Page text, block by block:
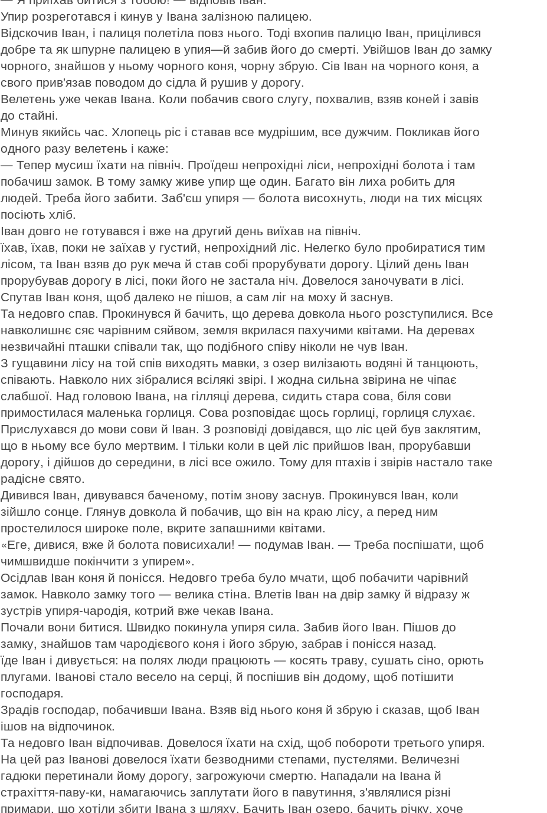
Упир розреготався і кинув у Івана залізною палицею.
Відскочив Іван, і палиця полетіла повз нього. Тоді вхопив палицю Іван, прицілився
добре та як шпурне палицею в упия—й забив його до смерті. Увійшов Іван до замку
чорного, знайшов у ньому чорного коня, чорну збрую. Сів Іван на чорного коня, а
свого прив'язав поводом до сідла й рушив у дорогу.
Велетень уже чекав Івана. Коли побачив свого слугу, похвалив, взяв коней і завів
до стайні.
Минув якийсь час. Хлопець ріс і ставав все мудрішим, все дужчим. Покликав його
одного разу велетень і каже:
— Тепер мусиш їхати на північ. Проїдеш непрохідні ліси, непрохідні болота і там
побачиш замок. В тому замку живе упир ще один. Багато він лиха робить для
людей. Треба його забити. Заб'єш упиря — болота висохнуть, люди на тих місцях
посіють хліб.
Іван довго не готувався і вже на другий день виїхав на північ.
їхав, їхав, поки не заїхав у густий, непрохідний ліс. Нелегко було пробиратися тим
лісом, та Іван взяв до рук меча й став собі прорубувати дорогу. Цілий день Іван
прорубував дорогу в лісі, поки його не застала ніч. Довелося заночувати в лісі.
Спутав Іван коня, щоб далеко не пішов, а сам ліг на моху й заснув.
Та недовго спав. Прокинувся й бачить, що дерева довкола нього розступилися. Все
навколишнє сяє чарівним сяйвом, земля вкрилася пахучими квітами. На деревах
незвичайні пташки співали так, що подібного співу ніколи не чув Іван.
З гущавини лісу на той спів виходять мавки, з озер вилізають водяні й танцюють,
співають. Навколо них зібралися всілякі звірі. І жодна сильна звірина не чіпає
слабшої. Над головою Івана, на гілляці дерева, сидить стара сова, біля сови
примостилася маленька горлиця. Сова розповідає щось горлиці, горлиця слухає.
Прислухався до мови сови й Іван. З розповіді довідався, що ліс цей був заклятим,
що в ньому все було мертвим. І тільки коли в цей ліс прийшов Іван, прорубавши
дорогу, і дійшов до середини, в лісі все ожило. Тому для птахів і звірів настало таке
радісне свято.
Дивився Іван, дивувався баченому, потім знову заснув. Прокинувся Іван, коли
зійшло сонце. Глянув довкола й побачив, що він на краю лісу, а перед ним
простелилося широке поле, вкрите запашними квітами.
«Еге, дивися, вже й болота повисихали! — подумав Іван. — Треба поспішати, щоб
чимшвидше покінчити з упирем».
Осідлав Іван коня й понісся. Недовго треба було мчати, щоб побачити чарівний
замок. Навколо замку того — велика стіна. Влетів Іван на двір замку й відразу ж
зустрів упиря-чародія, котрий вже чекав Івана.
Почали вони битися. Швидко покинула упиря сила. Забив його Іван. Пішов до
замку, знайшов там чародієвого коня і його збрую, забрав і понісся назад.
їде Іван і дивується: на полях люди працюють — косять траву, сушать сіно, орють
плугами. Іванові стало весело на серці, й поспішив він додому, щоб потішити
господаря.
Зрадів господар, побачивши Івана. Взяв від нього коня й збрую і сказав, щоб Іван
ішов на відпочинок.
Та недовго Іван відпочивав. Довелося їхати на схід, щоб побороти третього упиря.
На цей раз Іванові довелося їхати безводними степами, пустелями. Величезні
гадюки перетинали йому дорогу, загрожуючи смертю. Нападали на Івана й
страхіття-паву-ки, намагаючись заплутати його в павутиння, з'являлися різні
примари, що хотіли збити Івана з шляху. Бачить Іван озеро, бачить річку, хоче